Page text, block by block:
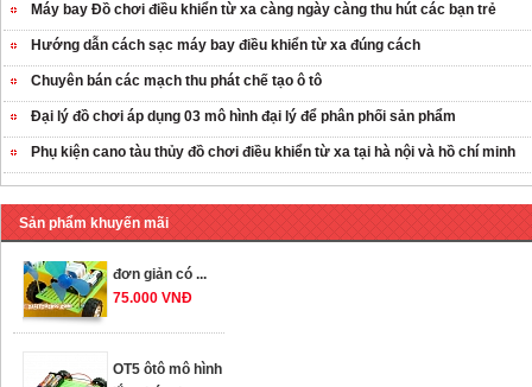
Máy bay Đồ chơi điều khiển từ xa càng ngày càng thu hút các bạn trẻ
Hướng dẫn cách sạc máy bay điều khiển từ xa đúng cách
Chuyên bán các mạch thu phát chế tạo ô tô
Đại lý đồ chơi áp dụng 03 mô hình đại lý để phân phối sản phẩm
Phụ kiện cano tàu thủy đồ chơi điều khiển từ xa tại hà nội và hồ chí minh
Sản phẩm khuyến mãi
OT35 robot lắp
ráp nhấc chân di
...
259.000 VNĐ
OT36 oto mô hình
đơn giản có ...
78.000 VNĐ